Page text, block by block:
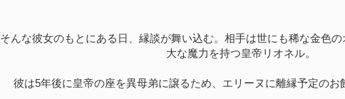
そんな彼女のもとにある日、縁談が舞い込む。相手は世にも稀な金色
大な魔力を持つ皇帝リオネル。
彼は5年後に皇帝の座を異母弟に譲るため、エリーヌに離縁予定のお